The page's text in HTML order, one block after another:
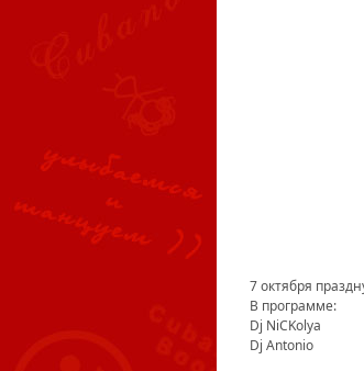
7 октября
В программе:
Dj NiCKolya
Dj Antonio